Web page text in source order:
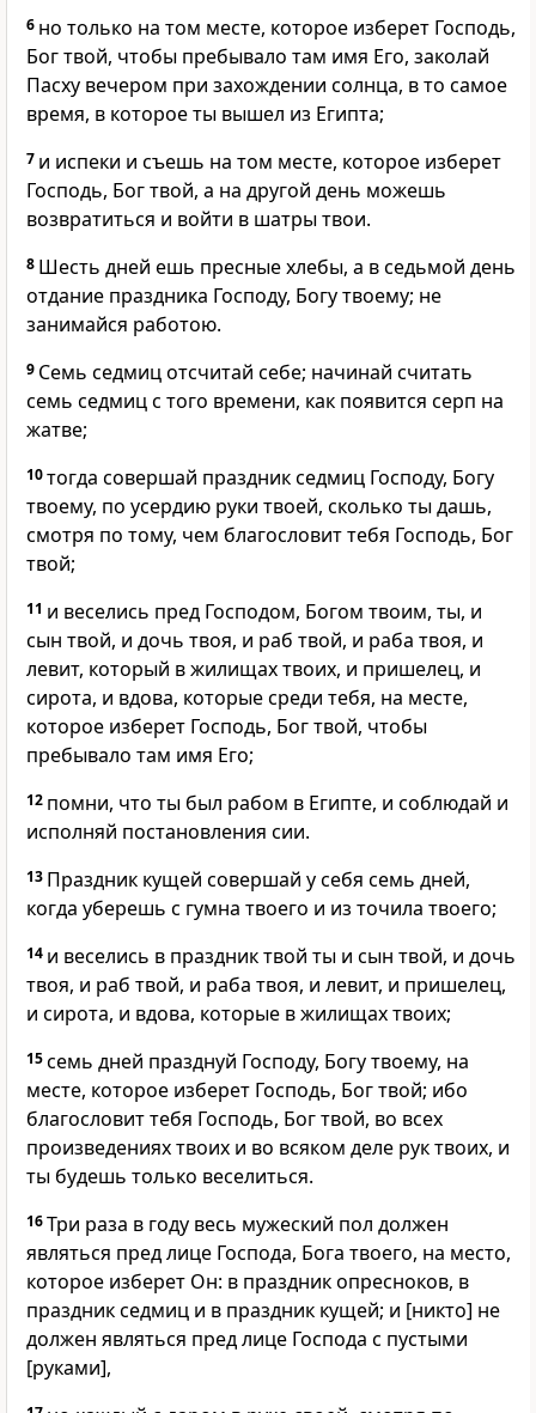
6 но только на том месте, которое изберет Господь,
Бог твой, чтобы пребывало там имя Его, заколай
Пасху вечером при захождении солнца, в то самое
время, в которое ты вышел из Египта;
7 и испеки и съешь на том месте, которое изберет
Господь, Бог твой, а на другой день можешь
возвратиться и войти в шатры твои.
8 Шесть дней ешь пресные хлебы, а в седьмой день
отдание праздника Господу, Богу твоему; не
занимайся работою.
9 Семь седмиц отсчитай себе; начинай считать
семь седмиц с того времени, как появится серп на
жатве;
10тогда совершай праздник седмиц Господу, Богу
твоему, по усердию руки твоей, сколько ты дашь,
смотря по тому, чем благословит тебя Господь, Бог
твой;
11 и веселись пред Господом, Богом твоим, ты, и
сын твой, и дочь твоя, и раб твой, и раба твоя, и
левит, который в жилищах твоих, и пришелец, и
сирота, и вдова, которые среди тебя, на месте,
которое изберет Господь, Бог твой, чтобы
пребывало там имя Его;
12 помни, что ты был рабом в Египте, и соблюдай и
исполняй постановления сии.
13 Праздник кущей совершай у себя семь дней,
когда уберешь с гумна твоего и из точила твоего;
14 и веселись в праздник твой ты и сын твой, и дочь
твоя, и раб твой, и раба твоя, и левит, и пришелец,
и сирота, и вдова, которые в жилищах твоих;
15семь дней празднуй Господу, Богу твоему, на
месте, которое изберет Господь, Бог твой; ибо
благословит тебя Господь, Бог твой, во всех
произведениях твоих и во всяком деле рук твоих, и
ты будешь только веселиться.
16Три раза в году весь мужеский пол должен
являться пред лице Господа, Бога твоего, на место,
которое изберет Он: в праздник опресноков, в
праздник седмиц и в праздник кущей; и [никто] не
должен являться пред лице Господа с пустыми
[руками],